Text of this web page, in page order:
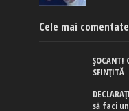
Cele mai comentate
SFINȚITĂ
să faci